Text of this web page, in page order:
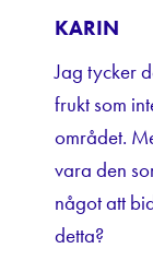
KARIN
Jag tycker
frukt som
området.
vara den
något att
detta?